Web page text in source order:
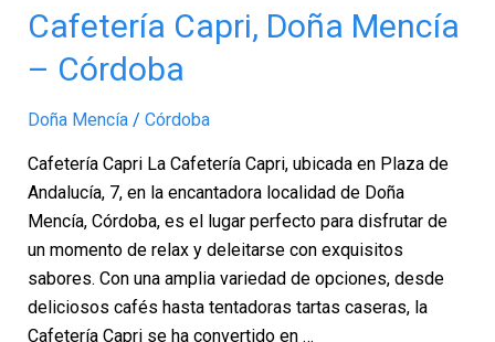
Cafetería Capri, Doña Mencía
– Córdoba
Doña Mencía/ Córdoba
Cafetería Capri La Cafetería Capri, ubicada en Plaza de
Andalucía, 7, en la encantadora localidad de Doña
Mencía, Córdoba, es el lugar perfecto para disfrutar de
un momento de relax y deleitarse con exquisitos
sabores. Con una amplia variedad de opciones, desde
deliciosos cafés hasta tentadoras tartas caseras, la
Cafetería Capri se ha convertido en …
Cafetería
Capri,
Doña
–
Córdoba